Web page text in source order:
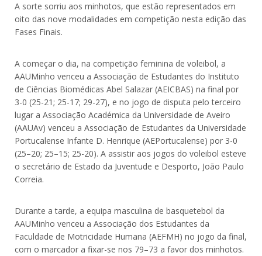
A sorte sorriu aos minhotos, que estão representados em
oito das nove modalidades em competição nesta edição das
Fases Finais.
A começar o dia, na competição feminina de voleibol, a
AAUMinho venceu a Associação de Estudantes do Instituto
de Ciências Biomédicas Abel Salazar (AEICBAS) na final por
3-0 (25-21; 25-17; 29-27), e no jogo de disputa pelo terceiro
lugar a Associação Académica da Universidade de Aveiro
(AAUAv) venceu a Associação de Estudantes da Universidade
Portucalense Infante D. Henrique (AEPortucalense) por 3-0
(25–20; 25–15; 25-20). A assistir aos jogos do voleibol esteve
o secretário de Estado da Juventude e Desporto, João Paulo
Correia.
Durante a tarde, a equipa masculina de basquetebol da
AAUMinho venceu a Associação dos Estudantes da
Faculdade de Motricidade Humana (AEFMH) no jogo da final,
com o marcador a fixar-se nos 79–73 a favor dos minhotos.